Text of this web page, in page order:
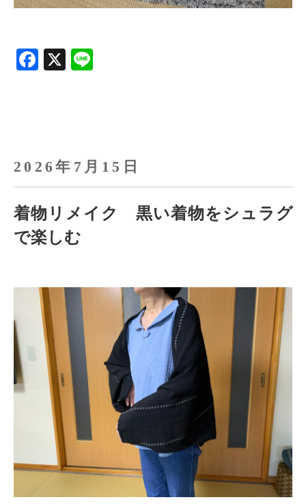
F
o
k
X Li
2026年7月15日
着物リメイク 黒い着物をシュラグ
で楽しむ